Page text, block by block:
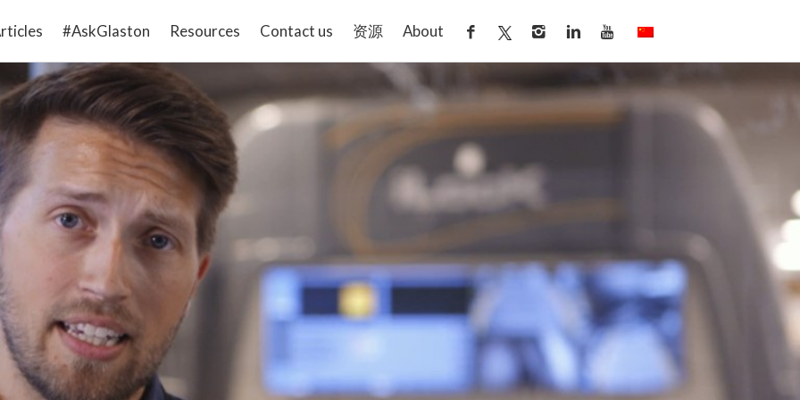
#AskGlaston Resources Contact us 资源 About